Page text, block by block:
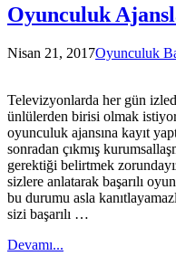
Oyunculuk
Nisan 21, 2017Oyunculuk
Televizyonlarda her gün
ünlülerden birisi olmak
oyunculuk ajansına kayıt
sonradan çıkmış
gerektiği belirtmek
sizlere anlatarak başarılı
bu durumu asla
sizi başarılı …
Devamı...